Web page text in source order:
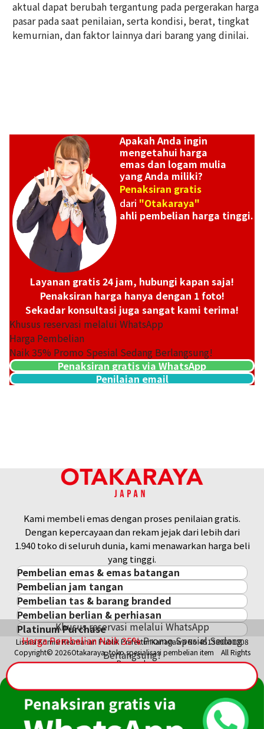
Referensi Harga Buyback
Rp 6.306.331
aktual dapat berubah tergantung pada pergerakan harga
pasar pada saat penilaian, serta kondisi, berat, tingkat
kemurnian, dan faktor lainnya dari barang yang dinilai.
Apakah Anda ingin
mengetahui harga
emas dan logam mulia
yang Anda miliki?
Penaksiran gratis
dari "Otakaraya"
ahli pembelian harga tinggi.
Layanan gratis 24 jam, hubungi kapan saja!
Penaksiran harga hanya dengan 1 foto!
Sekadar konsultasi juga sangat kami terima!
Khusus reservasi melalui WhatsApp
Harga Pembelian
Naik35% Promo Spesial Sedang Berlangsung!
Penaksiran gratis via WhatsApp
Penilaian email
Khusus reservasi melalui WhatsApp
Harga Pembelian Naik35%Promo Spesial Sedang
Berlangsung!
Kami membeli emas dengan proses penilaian gratis.
Dengan kepercayaan dan rekam jejak dari lebih dari
1.940 toko di seluruh dunia, kami menawarkan harga beli
yang tinggi.
Pembelian emas & emas batangan
Pembelian emas & emas batangan
Emas Batangan / Gold Bar
Koin Emas
Harga Pasar Emas / Kurs Emas
Aksesoris Emas
Cincin Emas
Pembelian jam tangan
Pembelian jam tangan
ROLEX
PATEK PHILIPPE
AUDEMARS PIGUET
VACHERON CONSTANTIN
BREGUEST
Pembelian tas & barang branded
Pembelian tas & barang branded
Cartier
LOUIS VUITTON
Hermès
CELINE
Fendi
Dior
Pembelian berlian & perhiasan
Pembelian berlian & perhiasan
Berlian
Zamrud
Rubi
Platinum Purchase
Platinum
Lisensi Komisi Keamanan Publik Prefektur Kanagawa No.451380001308
Copyright© 2026Otakaraya, toko spesialisasi pembelian item All Rights
Reserved.